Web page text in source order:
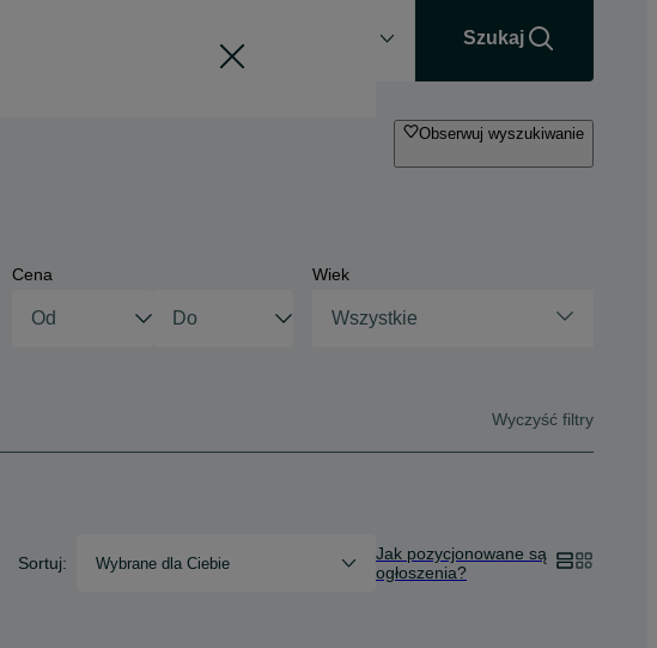
Szukaj
Obserwuj wyszukiwanie
Cena Wiek
Wszystkie
Wyczyść filtry
Sortuj: Wybrane dla Ciebie
Jak pozycjonowane są
ogłoszenia?